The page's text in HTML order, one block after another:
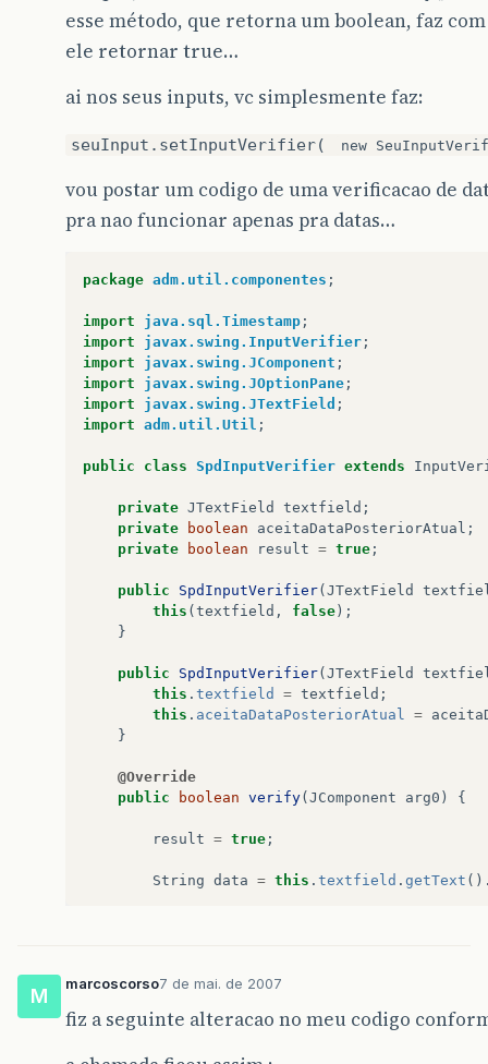
esse método, que retorna um boolean, faz
ele retornar true…
ai nos seus inputs, vc simplesmente faz:
seuInput.setInputVerifier( new
vou postar um codigo de uma verificacao de
pra nao funcionar apenas pra datas…
package adm.util.componentes ;
import java.sql.Timestamp ;
import
javax.swing.InputVerifier ;
import
javax.swing.JComponent ;
import
javax.swing.JOptionPane ;
import
javax.swing.JTextField ;
import adm.util.Util ;
public class SpdInputVerifier extends
private JTextField textfield ;
private
boolean aceitaDataPosteriorAtual ;
private
boolean result = true ;
public SpdInputVerifier(JTextField
this (textfield , false);
}
public SpdInputVerifier(JTextField
this . textfield = textfield ;
this . aceitaDataPosteriorAtual =
}
@Override
public
boolean verify(JComponent arg0 ) {
result = true ;
String data = this . textfield . getText
M
marcoscorso7 de mai. de 2007
fiz a seguinte alteracao no meu codigo